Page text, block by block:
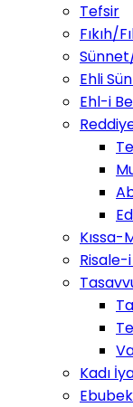
Tefsir
Fıkıh/
Ehli
Ehl-i
Kıssa-
Risale-
Kadı